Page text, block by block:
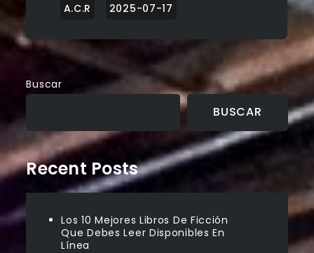
Buscar
BUSCAR
Recent Posts
Los 10 Mejores Libros De Ficción
Que Debes Leer Disponibles En
Línea